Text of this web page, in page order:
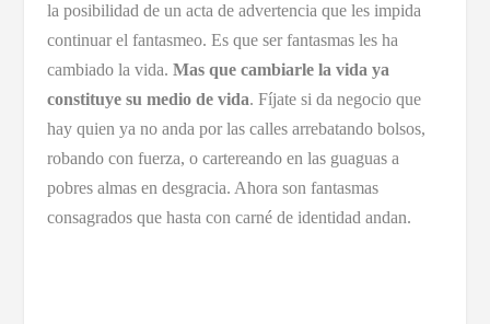
la posibilidad de un acta de advertencia que les impida
continuar el fantasmeo. Es que ser fantasmas les ha
cambiado la vida. Mas que cambiarle la vida ya
constituye su medio de vida. Fíjate si da negocio que
hay quien ya no anda por las calles arrebatando bolsos,
robando con fuerza, o cartereando en las guaguas a
pobres almas en desgracia. Ahora son fantasmas
consagrados que hasta con carné de identidad andan.